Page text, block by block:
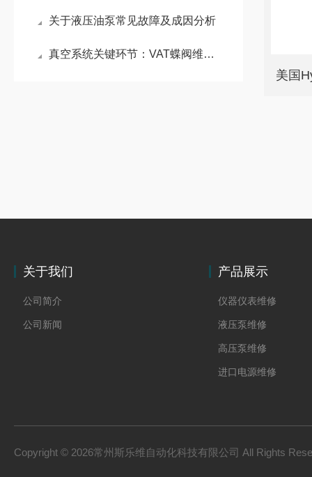
关于液压油泵常见故障及成因分析
真空系统关键环节：VAT蝶阀维修原理与密封性能重构技术
美国
关于我们
公司简介
公司新闻
产品展示
仪器仪表维修
液压泵维修
高压泵维修
进口电源维修
Copyright © 2026常州斯乐维自动化科技有限公司 All Rights